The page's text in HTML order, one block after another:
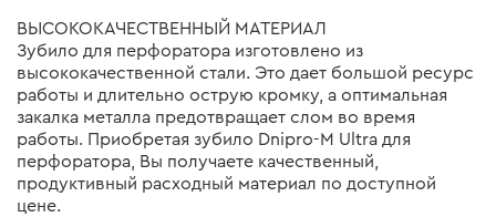
ВЫСОКОКАЧЕСТВЕННЫЙ МАТЕРИАЛ
Зубило для перфоратора изготовлено из
высококачественной стали. Это дает большой ресурс
работы и длительно острую кромку, а оптимальная
закалка металла предотвращает слом во время
работы. Приобретая зубило Dnipro-M Ultra для
перфоратора, Вы получаете качественный,
продуктивный расходный материал по доступной
цене.